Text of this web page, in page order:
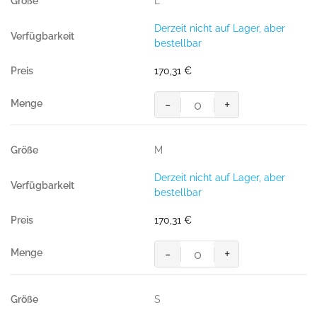
Menge
Jacke
Futter
vis
Menge
Derzeit nicht auf Lager, aber
bestellbar
170,31 €
MASCOT®
Accel.
Jacke
Futter
vis
Menge
- +
M
Derzeit nicht auf Lager, aber
bestellbar
170,31 €
MASCOT®
Accel.
Jacke
- +
S